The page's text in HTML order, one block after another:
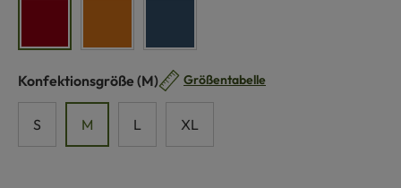
Konfektionsgröße auswählen
(M) Größentabelle
S M L XL